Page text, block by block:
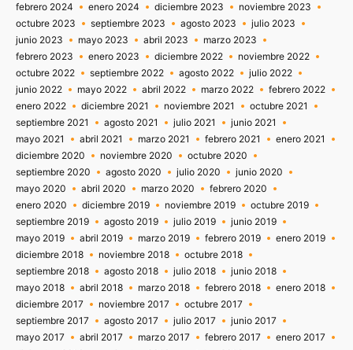
febrero 2024
enero 2024 diciembre 2023
noviembre 2023
octubre 2023
septiembre 2023 agosto 2023
julio 2023
junio 2023
mayo 2023 abril 2023
marzo 2023
febrero 2023
enero 2023 diciembre 2022
noviembre 2022
octubre 2022
septiembre 2022 agosto 2022
julio 2022
junio 2022
mayo 2022 abril 2022 marzo 2022
febrero 2022
enero 2022
diciembre 2021 noviembre 2021
octubre 2021
septiembre 2021
agosto 2021 julio 2021
junio 2021
mayo 2021
abril 2021 marzo 2021 febrero 2021
enero 2021
diciembre 2020
noviembre 2020
octubre 2020
septiembre 2020
agosto 2020 julio 2020
junio 2020
mayo 2020
abril 2020 marzo 2020
febrero 2020
enero 2020
diciembre 2019 noviembre 2019
octubre 2019
septiembre 2019
agosto 2019 julio 2019
junio 2019
mayo 2019
abril 2019 marzo 2019 febrero 2019
enero 2019
diciembre 2018
noviembre 2018
octubre 2018
septiembre 2018
agosto 2018 julio 2018
junio 2018
mayo 2018
abril 2018 marzo 2018 febrero 2018
enero 2018
diciembre 2017
noviembre 2017
octubre 2017
septiembre 2017
agosto 2017 julio 2017
junio 2017
mayo 2017
abril 2017 marzo 2017 febrero 2017
enero 2017